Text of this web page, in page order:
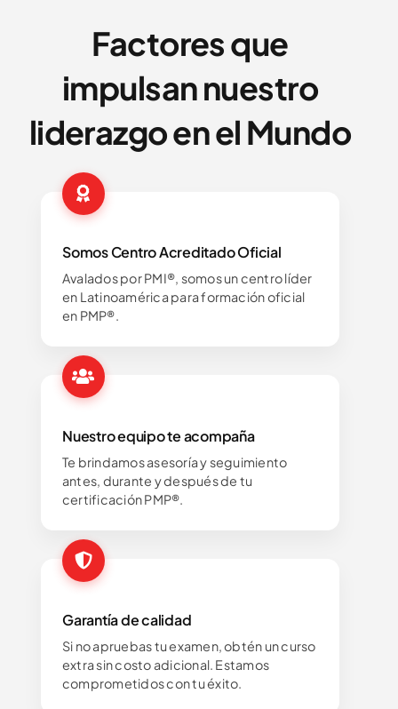
Factores que
impulsan nuestro
liderazgo en el Mundo
Somos Centro Acreditado Oficial
Avalados por PMI®, somos un centro líder
en Latinoamérica para formación oficial
en PMP®.
Nuestro equipo te acompaña
Te brindamos asesoría y seguimiento
antes, durante y después de tu
certificación PMP®.
Garantía de calidad
Si no apruebas tu examen, obtén un curso
extra sin costo adicional. Estamos
comprometidos con tu éxito.